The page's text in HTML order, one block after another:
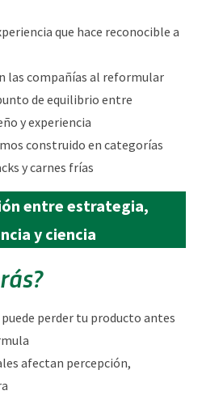
que hace reconocible a
las compañías al reformular
de equilibrio entre
y experiencia
construido en categorías
y carnes frías
entre estrategia,
y ciencia
perder tu producto antes
afectan percepción,